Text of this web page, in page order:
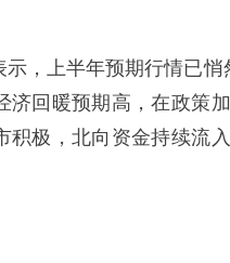
上半年预期行情已悄
济回暖预期高，在政策
积极，北向资金持续流